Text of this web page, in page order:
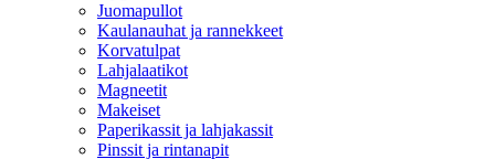
Juomapullot
Kaulanauhat ja rannekkeet
Korvatulpat
Lahjalaatikot
Magneetit
Makeiset
Paperikassit ja lahjakassit
Pinssit ja rintanapit